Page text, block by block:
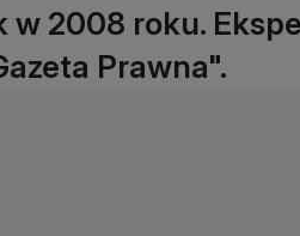
2008 roku.
Prawna".